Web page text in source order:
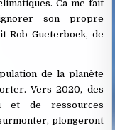
Ca me fait
son propre
Rob Gueterbock, de
de la planète
Vers 2020, des
et de ressources
plongeront